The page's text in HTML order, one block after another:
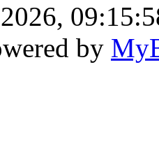
by